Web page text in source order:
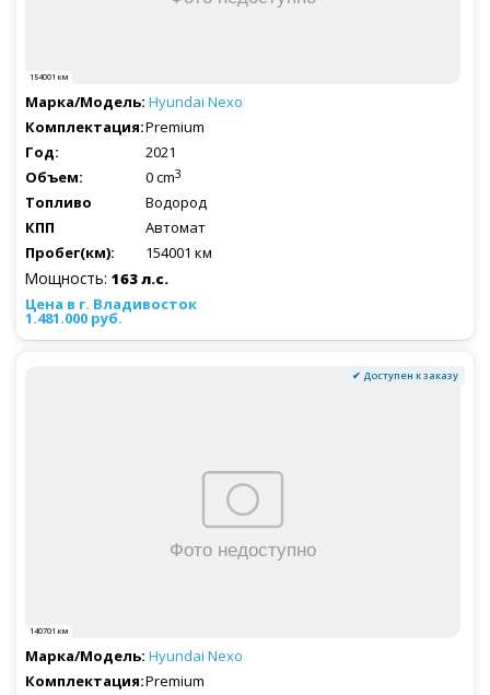
154001 км
Hyundai Nexo
Premium
2021
0 cm3
Водород
Автомат
154001 км
Мощность: 163 л.с.
1.481.000 руб.
✔ Доступен к заказу
140701 км
Hyundai Nexo
Premium